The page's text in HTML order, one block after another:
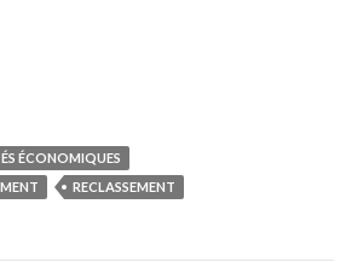
ÉCONOMIQUES
RECLASSEMENT